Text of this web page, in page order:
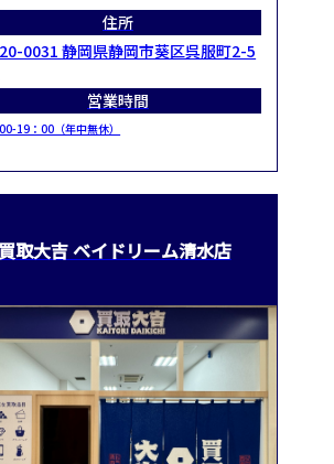
住所
0031 静岡県静岡市葵区呉服町2-5
営業時間
19：00（年中無休）
買取大吉 ベイドリーム清水店